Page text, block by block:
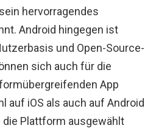
hervorragendes
Android hingegen ist
und Open-Source-
sich auch für die
App
auf iOS als auch auf Android
Plattform ausgewählt